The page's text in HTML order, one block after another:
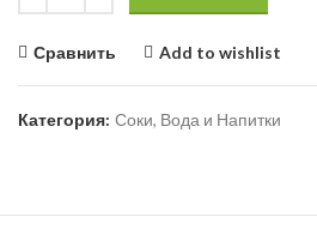
Сравнить Add to wishlist
Категория: Соки, Вода и Напитки